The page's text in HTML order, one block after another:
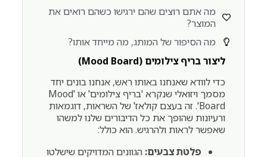
מה אתם רוצים שהם ירגישו כשהם רואים את
המוצר?
מה הסיפור של המותג, מה מייחד אותו?
ליצור בריף צילומים (Mood Board)
כדי לוודא שאנחנו באותו ראש, אנחנו בונים יחד
מסמך ויזואלי שנקרא 'בריף צילומים' או 'Mood
Board'. זה בעצם קולאז' של השראות, דוגמאות
ורעיונות שהופך את כל הדיבורים שלנו למשהו
שאפשר לראות ולהרגיש. הוא כולל:
פלטת צבעים: הגוונים המדויקים שישלטו